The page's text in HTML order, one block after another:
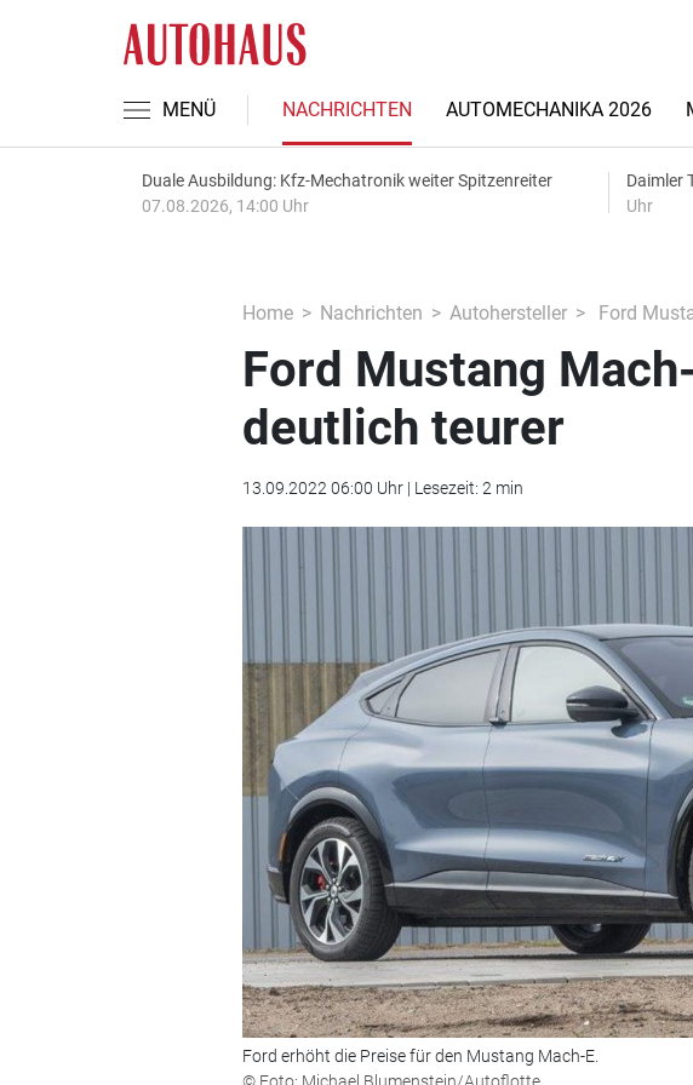
MENÜ NACHRICHTEN AUTOMECHANIKA 2026
Duale Ausbildung: Kfz-Mechatronik weiter Spitzenreiter
07.08.2026, 14:00 Uhr
Daimler
Uhr
Home Nachrichten Autohersteller Ford
Ford Mustang
deutlich teurer
13.09.2022 06:00 Uhr | Lesezeit: 2 min
Ford erhöht die Preise für den Mustang Mach-E.